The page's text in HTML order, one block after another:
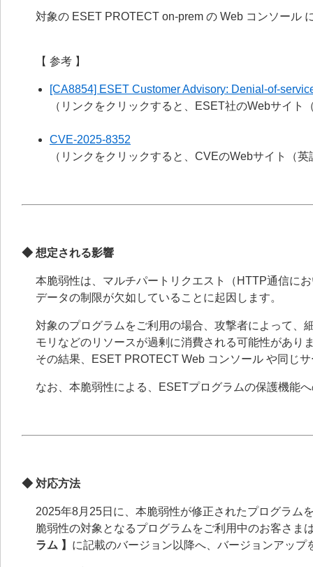
対象の ESET PROTECT on-prem の Web コンソール
【 参考 】
[CA8854] ESET Customer Advisory: Denial-of-
（リンクをクリックすると、ESET社のWebサイト
CVE-2025-8352
（リンクをクリックすると、CVEのWebサイト（
◆ 想定される影響
本脆弱性は、マルチパートリクエスト（HTTP通信に
データの制限が欠如していることに起因します。
対象のプログラムをご利用の場合、攻撃者によって
モリなどのリソースが過剰に消費される可能性があり
その結果、ESET PROTECT Web コンソール や同じ
なお、本脆弱性による、ESETプログラムの保護機能
◆ 対応方法
2025年8月25日に、本脆弱性が修正されたプログラム
脆弱性の対象となるプログラムをご利用中のお客さま
ラム 】 に記載のバージョン以降へ、バージョンアッ